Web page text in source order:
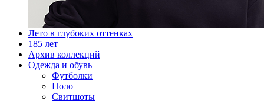
Лето в глубоких оттенках
185 лет
Архив коллекций
Одежда и обувь
Футболки
Поло
Свитшоты